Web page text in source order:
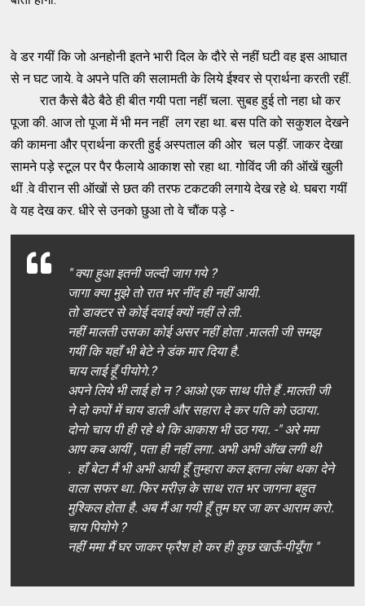
वे डर गयीं कि जो अनहोनी इतने भारी दिल के दौरे से नहीं घटी वह इस आघात
से न घट जाये. वे अपने पति की सलामती के लिये ईश्वर से प्रार्थना करती रहीं.
रात कैसे बैठे बैठे ही बीत गयी पता नहीं चला. सुबह हुई तो नहा धो कर
पूजा की. आज तो पूजा में भी मन नहीं लग रहा था. बस पति को सकुशल देखने
की कामना और प्रार्थना करती हुई अस्पताल की ओर चल पड़ीं. जाकर देखा
सामने पड़े स्टूल पर पैर फैलाये आकाश सो रहा था. गोविंद जी की ऑखें खुली
थीं .वे वीरान सी ऑखों से छत की तरफ टकटकी लगाये देख रहे थे. घबरा गयीं
वे यह देख कर. धीरे से उनको छुआ तो वे चौंक पड़े -
" क्या हुआ इतनी जल्दी जाग गये ?
जागा क्या मुझे तो रात भर नींद ही नहीं आयी.
तो डाक्टर से कोई दवाई क्यों नहीं ले ली.
नहीं मालती उसका कोई असर नहीं होता .मालती जी समझ
गयीं कि यहाँ भी बेटे ने डंक मार दिया है.
चाय लाई हूँ पीयोगे.?
अपने लिये भी लाई हो न ? आओ एक साथ पीते हैं .मालती जी
ने दो कपों में चाय डाली और सहारा दे कर पति को उठाया.
दोनो चाय पी ही रहे थे कि आकाश भी उठ गया. -" अरे ममा
आप कब आयीं , पता ही नहीं लगा. अभी अभी ऑख लगी थी
. हाँ बेटा मैं भी अभी आयी हूँ तुम्हारा कल इतना लंबा थका देने
वाला सफर था. फिर मरीज़ के साथ रात भर जागना बहुत
मुश्किल होता है. अब मैं आ गयी हूँ तुम घर जा कर आराम करो.
चाय पियोगे ?
नहीं ममा मैं घर जाकर फ्रैश हो कर ही कुछ खाऊँ-पीयूँगा "